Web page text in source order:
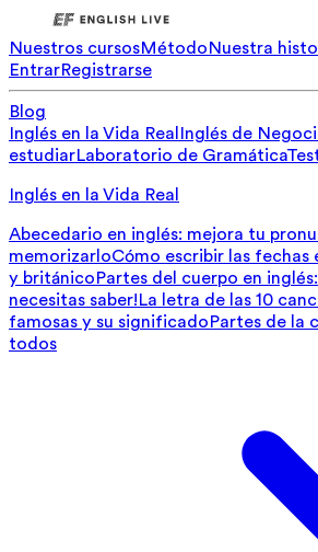
Nuestros cursosMétodoNuestra
EntrarRegistrarse
Blog
Inglés en la Vida Real Inglés de
estudiarLaboratorio de Gramática
Inglés en la Vida Real
Abecedario en inglés: mejora tu
memorizarloCómo escribir las fechas
y británicoPartes del cuerpo en
necesitas saber!La letra de las 10
famosas y su significadoPartes de la
todos